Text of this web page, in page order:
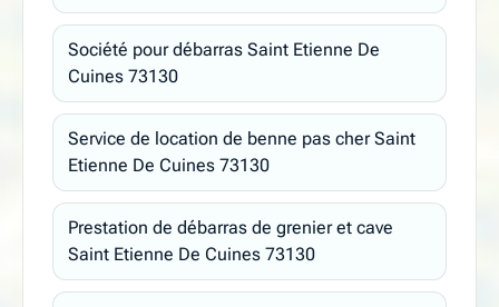
Société pour débarras Saint Etienne De
Cuines 73130
Service de location de benne pas cher Saint
Etienne De Cuines 73130
Prestation de débarras de grenier et cave
Saint Etienne De Cuines 73130